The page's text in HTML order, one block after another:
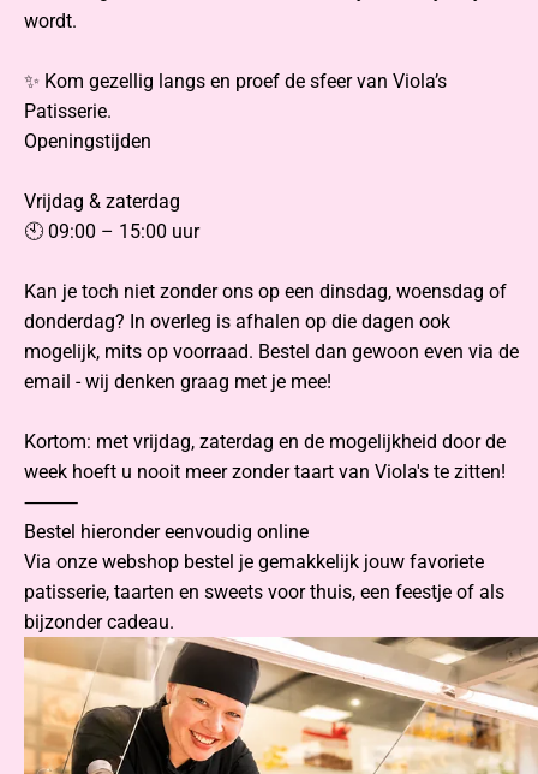
wordt.
✨ Kom gezellig langs en proef de sfeer van Viola’s
Patisserie.
Openingstijden
Vrijdag & zaterdag
🕙 09:00 – 15:00 uur
Kan je toch niet zonder ons op een dinsdag, woensdag of
donderdag? In overleg is afhalen op die dagen ook
mogelijk, mits op voorraad. Bestel dan gewoon even via de
email - wij denken graag met je mee!
Kortom: met vrijdag, zaterdag en de mogelijkheid door de
week hoeft u nooit meer zonder taart van Viola's te zitten!
⸻
Bestel hieronder eenvoudig online
Via onze webshop bestel je gemakkelijk jouw favoriete
patisserie, taarten en sweets voor thuis, een feestje of als
bijzonder cadeau.